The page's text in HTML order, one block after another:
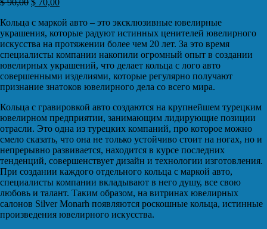
$90,00 $ 70,00
Кольца с маркой авто – это эксклюзивные ювелирные
украшения, которые радуют истинных ценителей ювелирного
искусства на протяжении более чем 20 лет. За это время
специалисты компании накопили огромный опыт в создании
ювелирных украшений, что делает кольца с лого авто
совершенными изделиями, которые регулярно получают
признание знатоков ювелирного дела со всего мира.
Кольца с гравировкой авто создаются на крупнейшем турецким
ювелирном предприятии, занимающим лидирующие позиции
отрасли. Это одна из турецких компаний, про которое можно
смело сказать, что она не только устойчиво стоит на ногах, но и
непрерывно развивается, находится в курсе последних
тенденций, совершенствует дизайн и технологии изготовления.
При создании каждого отдельного кольца с маркой авто,
специалисты компании вкладывают в него душу, все свою
любовь и талант. Таким образом, на витринах ювелирных
салонов Silver Monarh появляются роскошные кольца, истинные
произведения ювелирного искусства.